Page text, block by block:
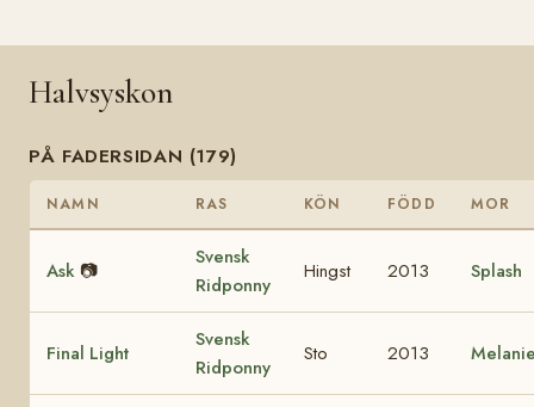
Halvsyskon
PÅ FADERSIDAN (179)
NAMN RAS KÖN FÖDD MOR
Ask 📷
Svensk
Ridponny
Hingst 2013 Splash
Final Light
Svensk
Ridponny
Sto 2013